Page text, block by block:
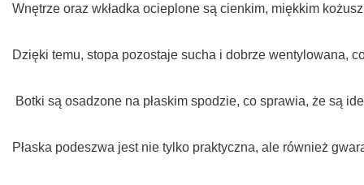
Wnętrze oraz wkładka ocieplone są cienkim, miękkim
Dzięki temu, stopa pozostaje sucha i dobrze wentylowana,
Botki są osadzone na płaskim spodzie, co sprawia, że są
Płaska podeszwa jest nie tylko praktyczna, ale również